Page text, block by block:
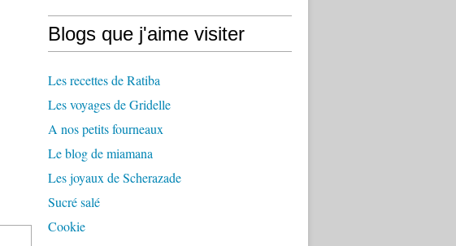
Blogs que j'aime visiter
Les recettes de Ratiba
Les voyages de Gridelle
A nos petits fourneaux
Le blog de miamana
Les joyaux de Scherazade
Sucré salé
Cookie